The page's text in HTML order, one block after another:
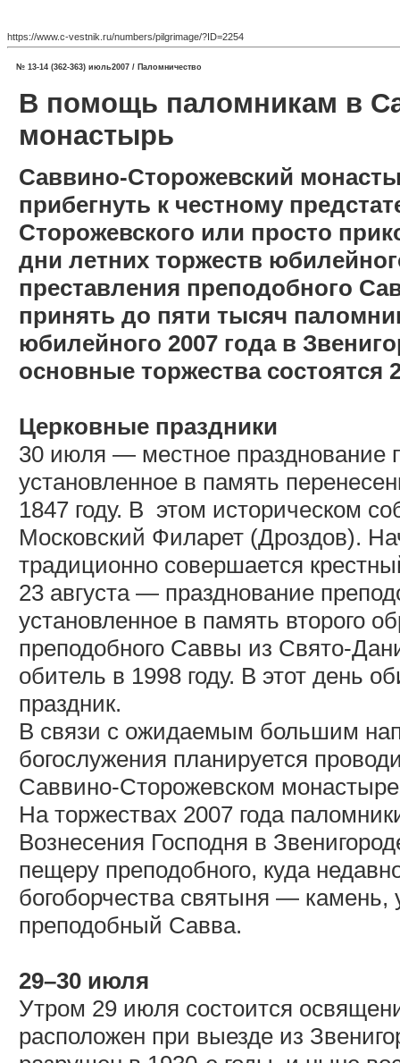
https://www.c-vestnik.ru/numbers/pilgrimage/?ID=2254
№ 13-14 (362-363) июль2007 / Паломничество
В помощь паломникам в
монастырь
Саввино-Сторожевский
прибегнуть к честному
Сторожевского или просто
дни летних торжеств
преставления преподобного
принять до пяти тысяч
юбилейного 2007 года в
основные торжества состоятся
Церковные праздники
30 июля — местное празднование
установленное в память
1847 году. В этом историческом
Московский Филарет (Дроздов).
традиционно совершается
23 августа — празднование
установленное в память второго
преподобного Саввы из Свято-
обитель в 1998 году. В этот день
праздник.
В связи с ожидаемым большим
богослужения планируется
Саввино-Сторожевском
На торжествах 2007 года
Вознесения Господня в
пещеру преподобного, куда
богоборчества святыня — камень,
преподобный Савва.
29–30 июля
Утром 29 июля состоится
расположен при выезде из